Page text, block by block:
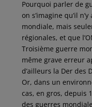
Pourquoi parler de
on s’imagine qu’il
mondiale, mais
régionales, et que
Troisième guerre
même grave erreur
d’ailleurs la Der des
Or, dans un
cas, en gros, depuis
des guerres